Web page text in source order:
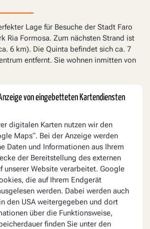
Lage für Besuche der Stadt Faro
Ria Formosa. Zum nächsten Strand ist
6 km). Die Quinta befindet sich ca. 7
entfernt. Sie wohnen inmitten von
von eingebetteten Kartendiensten
digitalen Karten nutzen wir den
Maps“. Bei der Anzeige werden
Daten und Informationen aus Ihrem
der Bereitstellung des externen
unserer Website verarbeitet. Google
die auf Ihrem Endgerät
werden. Dabei werden auch
den USA weitergegeben und dort
über die Funktionsweise,
finden Sie unter den